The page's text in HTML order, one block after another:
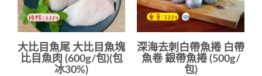
大比目魚尾 大比目魚塊
比目魚肉 (600g/包)(包
冰30%)
深海去刺白帶魚捲 白帶
魚卷 銀帶魚捲 (500g/
包)